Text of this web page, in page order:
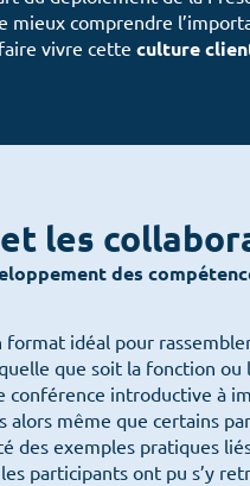
Menu
mieux comprendre
vivre cette culture
les
des
format idéal pour
que soit la fonction
conférence introductive à
même que certains
des exemples pratiques
participants ont pu s’y